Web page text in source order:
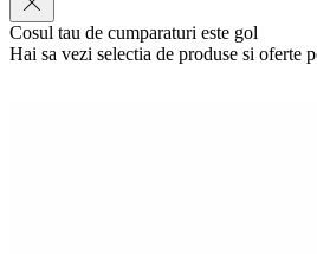
Cosul tau de cumparaturi este gol
Hai sa vezi selectia de produse si oferte